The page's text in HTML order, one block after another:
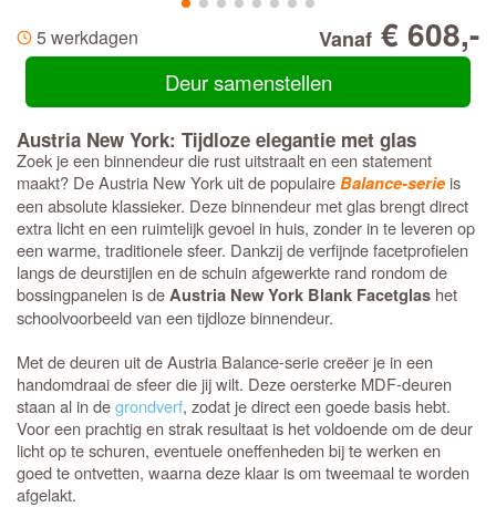
5 werkdagen Vanaf € 608,-
Deur samenstellen
Austria New York: Tijdloze elegantie met glas
Zoek je een binnendeur die rust uitstraalt en een statement
maakt? De Austria New York uit de populaireBalance-serie is
een absolute klassieker. Deze binnendeur met glas brengt direct
extra licht en een ruimtelijk gevoel in huis, zonder in te leveren op
een warme, traditionele sfeer. Dankzij de verfijnde facetprofielen
langs de deurstijlen en de schuin afgewerkte rand rondom de
bossingpanelen is deAustria New York Blank Facetglas het
schoolvoorbeeld van een tijdloze binnendeur.
Met de deuren uit de Austria Balance-serie creëer je in een
handomdraai de sfeer die jij wilt. Deze oersterke MDF-deuren
staan al in degrondverf, zodat je direct een goede basis hebt.
Voor een prachtig en strak resultaat is het voldoende om de deur
licht op te schuren, eventuele oneffenheden bij te werken en
goed te ontvetten, waarna deze klaar is om tweemaal te worden
afgelakt.